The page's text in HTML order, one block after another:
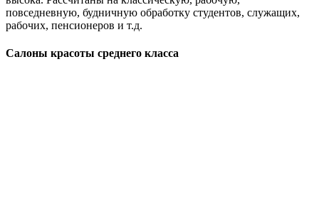
повседневную, будничную обработку студентов, служащих,
рабочих, пенсионеров и т.д.
Салоны красоты среднего класса